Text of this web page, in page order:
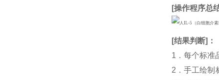
[操作程序总
[结果判断]：
1．每个标准
2．手工绘制